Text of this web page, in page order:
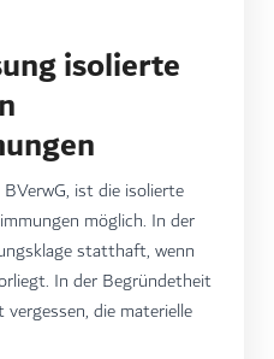
isolierte
ist die isolierte
möglich. In der
statthaft, wenn
In der Begründetheit
die materielle